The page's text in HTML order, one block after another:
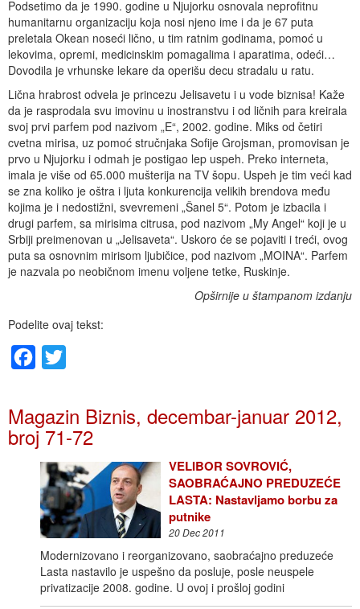
Podsetimo da je 1990. godine u Njujorku osnovala neprofitnu
humanitarnu organizaciju koja nosi njeno ime i da je 67 puta
preletala Okean noseći lično, u tim ratnim godinama, pomoć u
lekovima, opremi, medicinskim pomagalima i aparatima, odeći…
Dovodila je vrhunske lekare da operišu decu stradalu u ratu.
Lična hrabrost odvela je princezu Jelisavetu i u vode biznisa! Kaže
da je rasprodala svu imovinu u inostranstvu i od ličnih para kreirala
svoj prvi parfem pod nazivom „E“, 2002. godine. Miks od četiri
cvetna mirisa, uz pomoć stručnjaka Sofije Grojsman, promovisan je
prvo u Njujorku i odmah je postigao lep uspeh. Preko interneta,
imala je više od 65.000 mušterija na TV šopu. Uspeh je tim veći kad
se zna koliko je oštra i ljuta konkurencija velikih brendova među
kojima je i nedostižni, svevremeni „Šanel 5“. Potom je izbacila i
drugi parfem, sa mirisima citrusa, pod nazivom „My Angel“ koji je u
Srbiji preimenovan u „Jelisaveta“. Uskoro će se pojaviti i treći, ovog
puta sa osnovnim mirisom ljubičice, pod nazivom „MOINA“. Parfem
je nazvala po neobičnom imenu voljene tetke, Ruskinje.
Opširnije u štampanom izdanju
Podelite ovaj tekst:
Facebook
Magazin Biznis, decembar-januar 2012,
broj 71-72
VELIBOR SOVROVIĆ,
SAOBRAĆAJNO PREDUZEĆE
LASTA: Nastavljamo borbu za
putnike
20 Dec 2011
Modernizovano i reorganizovano, saobraćajno preduzeće
Lasta nastavilo je uspešno da posluje, posle neuspele
privatizacije 2008. godine. U ovoj i prošloj godini